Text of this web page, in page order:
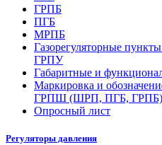
ГРПБ
ПГБ
МРПБ
Газорегуляторные пункты
ГРПУ
Габаритные и
Маркировка и
ГРПШ (ШРП, ПГБ, ГРПБ)
Опросный лист
Регуляторы давления